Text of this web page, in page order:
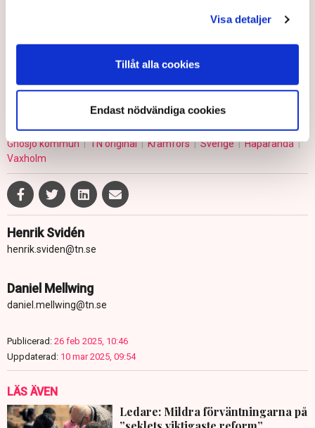
Visa detaljer
Tillåt alla cookies
Endast nödvändiga cookies
elever möjlighet att – utifrån en individuell handlingsplan
Politik Skolor Utbildning Gymnasieskolan
Skolverket
Gnosjö kommun
TN original Kramfors Sverige
Haparanda
Vaxholm
Henrik Svidén
henrik.sviden@tn.se
Daniel Mellwing
daniel.mellwing@tn.se
Publicerad: 26 feb 2025, 10:46
Uppdaterad: 10 mar 2025, 09:54
LÄS ÄVEN
Ledare: Mildra förväntningarna på